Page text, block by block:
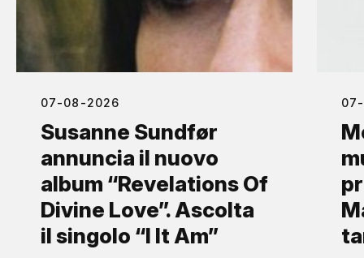
07-08-2026
Susanne Sundfør
annuncia il nuovo
album “Revelations Of
Divine Love”. Ascolta
il singolo “I It Am”